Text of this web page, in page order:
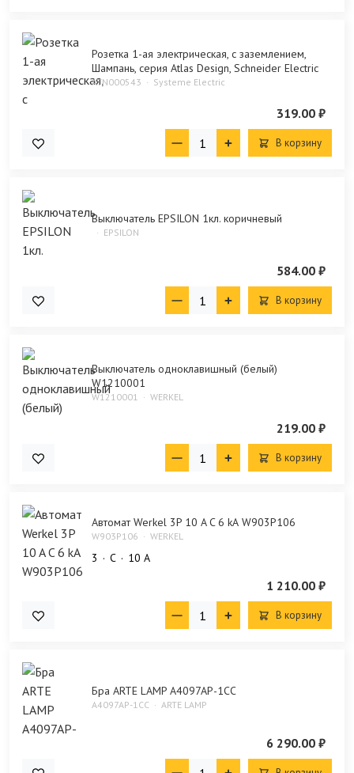
Розетка 1-ая электрическая, с заземлением,
Шампань, серия Atlas Design, Schneider Electric
ATN000543 Systeme Electric
319.00 ₽
В корзину
Выключатель EPSILON 1кл. коричневый
EPSILON
584.00 ₽
В корзину
Выключатель одноклавишный (белый)
W1210001
W1210001 WERKEL
219.00 ₽
В корзину
Автомат Werkel 3P 10 A C 6 kА W903P106
W903P106 WERKEL
3 C 10 А
1 210.00 ₽
В корзину
Бра ARTE LAMP A4097AP-1CC
A4097AP-1CC ARTE LAMP
6 290.00 ₽